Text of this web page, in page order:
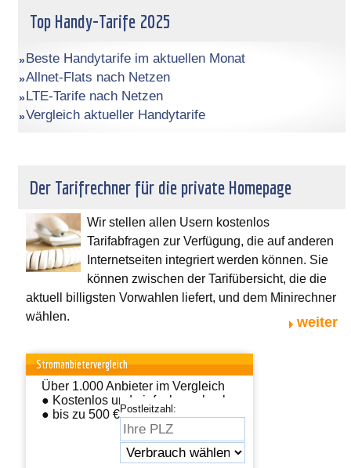
Top Handy-Tarife 2025
Beste Handytarife im aktuellen Monat
Allnet-Flats nach Netzen
LTE-Tarife nach Netzen
Vergleich aktueller Handytarife
Der Tarifrechner für die private Homepage
Wir stellen allen Usern kostenlos
Tarifabfragen zur Verfügung, die auf anderen
Internetseiten integriert werden können. Sie
können zwischen der Tarifübersicht, die die
aktuell billigsten Vorwahlen liefert, und dem Minirechner
wählen.
weiter
Stromanbietervergleich
Über 1.000 Anbieter im Vergleich
● Kostenlos und einfach wechseln
● bis zu 500 € sparen
Postleitzahl: